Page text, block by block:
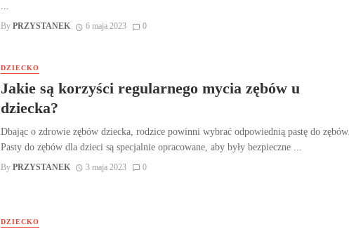
...
By PRZYSTANEK 6 maja 2023 0
DZIECKO
Jakie są korzyści regularnego mycia zębów u
dziecka?
Dbając o zdrowie zębów dziecka, rodzice powinni wybrać odpowiednią pastę do zębów.
Pasty do zębów dla dzieci są specjalnie opracowane, aby były bezpieczne ...
By PRZYSTANEK 3 maja 2023 0
DZIECKO